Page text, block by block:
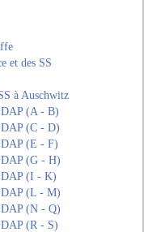
et des SS
à Auschwitz
(A - B)
(C - D)
(E - F)
(G - H)
(I - K)
(L - M)
(N - Q)
(R - S)